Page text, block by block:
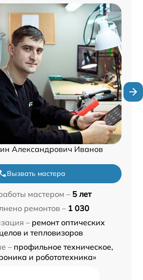
Александрович Иванов
Вызвать мастера
мастером – 5 лет
ремонтов – 1 030
– ремонт оптических
и тепловизоров
– профильное техническое,
и робототехника»